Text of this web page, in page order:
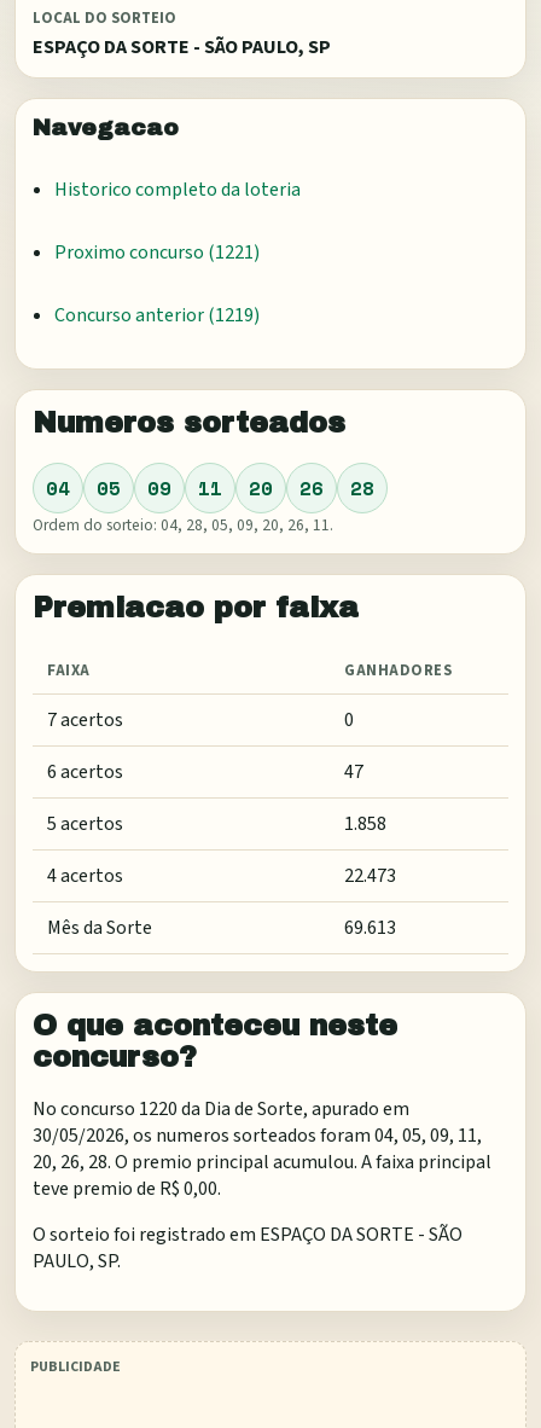
LOCAL DO SORTEIO
ESPAÇO DA SORTE - SÃO PAULO, SP
Navegacao
Historico completo da loteria
Proximo concurso (1221)
Concurso anterior (1219)
Numeros sorteados
04 05 09 11 20 26 28
Ordem do sorteio: 04, 28, 05, 09, 20, 26, 11.
Premiacao por faixa
FAIXA GANHADORES
7 acertos
0
6 acertos
47
5 acertos
1.858
4 acertos
22.473
Mês da Sorte
69.613
O que aconteceu neste
concurso?
No concurso 1220 da Dia de Sorte, apurado em
30/05/2026, os numeros sorteados foram 04, 05, 09, 11,
20, 26, 28. O premio principal acumulou. A faixa principal
teve premio de R$ 0,00.
O sorteio foi registrado em ESPAÇO DA SORTE - SÃO
PAULO, SP.